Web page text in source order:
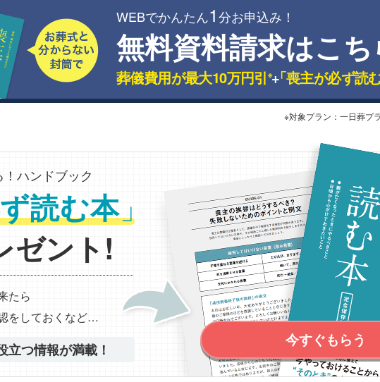
WEBでかんたん1分お申込み！
無料資料請求はこち
葬儀費用が最大10万円引 ※+
「喪主が必ず読
※対象プラン：一日葬プ
ハンドブック
読む本 」
ゼント!
たら
をしておくなど…
立つ情報が満載！
今すぐもらう